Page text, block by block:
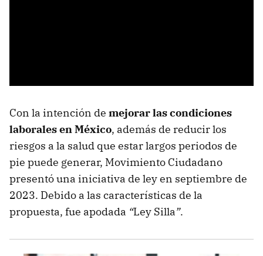
Con la intención de mejorar las condiciones
laborales en México, además de reducir los
riesgos a la salud que estar largos periodos de
pie puede generar, Movimiento Ciudadano
presentó una iniciativa de ley en septiembre de
2023. Debido a las características de la
propuesta, fue apodada “Ley Silla”.